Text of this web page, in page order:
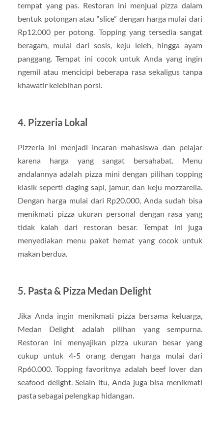
tempat yang pas. Restoran ini menjual pizza dalam
bentuk potongan atau “slice” dengan harga mulai dari
Rp12.000 per potong. Topping yang tersedia sangat
beragam, mulai dari sosis, keju leleh, hingga ayam
panggang. Tempat ini cocok untuk Anda yang ingin
ngemil atau mencicipi beberapa rasa sekaligus tanpa
khawatir kelebihan porsi.
4. Pizzeria Lokal
Pizzeria ini menjadi incaran mahasiswa dan pelajar
karena harga yang sangat bersahabat. Menu
andalannya adalah pizza mini dengan pilihan topping
klasik seperti daging sapi, jamur, dan keju mozzarella.
Dengan harga mulai dari Rp20.000, Anda sudah bisa
menikmati pizza ukuran personal dengan rasa yang
tidak kalah dari restoran besar. Tempat ini juga
menyediakan menu paket hemat yang cocok untuk
makan berdua.
5. Pasta & Pizza Medan Delight
Jika Anda ingin menikmati pizza bersama keluarga,
Medan Delight adalah pilihan yang sempurna.
Restoran ini menyajikan pizza ukuran besar yang
cukup untuk 4-5 orang dengan harga mulai dari
Rp60.000. Topping favoritnya adalah beef lover dan
seafood delight. Selain itu, Anda juga bisa menikmati
pasta sebagai pelengkap hidangan.